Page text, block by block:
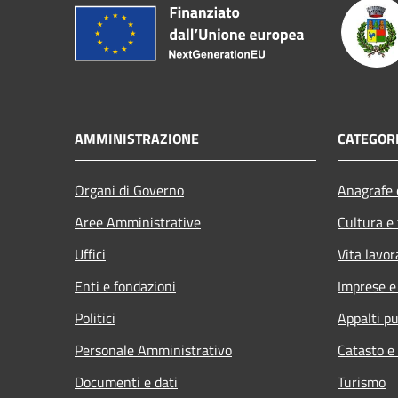
AMMINISTRAZIONE
Organi di Governo
Aree Amministrative
Uffici
Enti e fondazioni
Politici
Personale Amministrativo
Documenti e dati
Cultura
Vita
Imprese
Appalti
Catasto
Turismo